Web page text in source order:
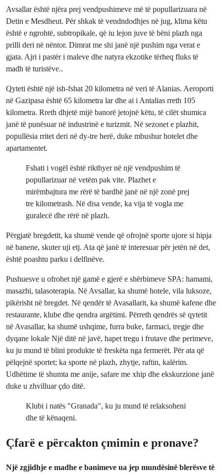
Avsallar është njëra prej vendpushimeve më të popullarizuara në
Detin e Mesdheut. Për shkak të vendndodhjes në jug, klima këtu
është e ngrohtë, subtropikale, që iu lejon juve të bëni plazh nga
prilli deri në nëntor. Dimrat me shi janë një pushim nga verat e
gjata. Ajri i pastër i maleve dhe natyra ekzotike tërheq fluks të
madh të turistëve..
Qyteti është një ish-fshat 20 kilometra në veri të Alanias. Aeroporti
në Gazipasa është 65 kilometra lar dhe ai i Antalias rreth 105
kilometra. Rreth dhjetë mijë banorë jetojnë këtu, të cilët shumica
janë të punësuar në industrinë e turizmit. Në sezonet e plazhit,
popullësia rritet deri në dy-tre herë, duke mbushur hotelet dhe
apartamentet.
Fshati i vogël është rikthyer në një vendpushim të
popullarizuar në vetëm pak vite. Plazhet e
mirëmbajtura me rërë të bardhë janë në një zonë prej
tre kilometrash. Në disa vende, ka vija të vogla me
guralecë dhe rërë në plazh.
Përgjatë bregdetit, ka shumë vende që ofrojnë sporte ujore si hipja
në banene, skuter uji etj. Ata që janë të interesuar për jetën në det,
është poashtu parku i delfinëve.
Pushuesve u ofrohet një gamë e gjerë e shërbimeve SPA: hamami,
masazhi, talasoterapia. Në Avsallar, ka shumë hotele, vila luksoze,
pikërisht në bregdet. Në qendër të Avasallarit, ka shumë kafene dhe
restaurante, klube dhe qendra argëtimi. Përreth qendrës së qytetit
në Avasallar, ka shumë ushqime, furra buke, farmaci, tregje dhe
dyqane lokale Një ditë në javë, hapet tregu i frutave dhe perimeve,
ku ju mund të blini produkte të freskëta nga fermerët. Për ata që
pëlqejnë sportet; ka sporte në plazh, zhytje, raftin, kalërim.
Udhëtime të shumta me anije, safare me xhip dhe ekskurzione janë
duke u zhvilluar çdo ditë.
Klubi i natës "Granada", ku ju mund të relaksoheni
dhe të kënaqeni.
Çfarë e përcakton çmimin e pronave?
Një zgjidhje e madhe e banimeve ua jep mundësinë blerësve të